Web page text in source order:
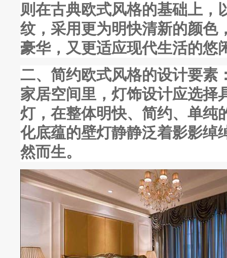
则在古典欧式风格的基础上，
纹，采用更为明快清新的颜色
豪华，又更适应现代生活的悠
二、简约欧式风格的设计要素
家居空间里，灯饰设计应选择
灯，在整体明快、简约、单纯
化底蕴的壁灯静静泛着影影绰
然而生。